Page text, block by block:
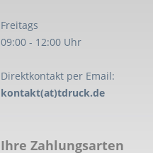
Freitags
09:00 - 12:00 Uhr
Direktkontakt per Email:
kontakt(at)tdruck.de
Ihre Zahlungsarten